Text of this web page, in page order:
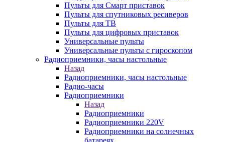
Пульты для Смарт приставок
Пульты для спутниковых ресиверов
Пульты для ТВ
Пульты для цифровых приставок
Универсальные пульты
Универсальные пульты с гироскопом
Радиоприемники, часы настольные
Назад
Радиоприемники, часы настольные
Радио-часы
Радиоприемники
Назад
Радиоприемники
Радиоприемники 220V
Радиоприемники на солнечных
батареях